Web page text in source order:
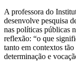
A professora do
desenvolve pesquisa
nas políticas públicas
reflexão: “o que
tanto em contextos
determinação e